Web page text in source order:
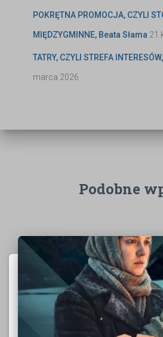
POKRĘTNA PROMOCJA, CZYLI
MIĘDZYGMINNE, Beata Słama 21
TATRY, CZYLI STREFA
marca 2026
Podobne